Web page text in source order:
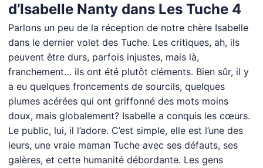
d’Isabelle Nanty dans Les Tuche 4
Parlons un peu de la réception de notre chère Isabelle
dans le dernier volet des Tuche. Les critiques, ah, ils
peuvent être durs, parfois injustes, mais là,
franchement… ils ont été plutôt cléments. Bien sûr, il y
a eu quelques froncements de sourcils, quelques
plumes acérées qui ont griffonné des mots moins
doux, mais globalement? Isabelle a conquis les cœurs.
Le public, lui, il l’adore. C’est simple, elle est l’une des
leurs, une vraie maman Tuche avec ses défauts, ses
galères, et cette humanité débordante. Les gens